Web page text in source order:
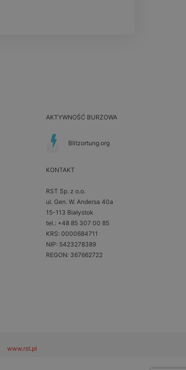
AKTYWNOŚĆ BURZOWA
Blitzortung.org
KONTAKT
RST Sp. z o.o.
ul. Gen. W. Andersa 40a
15-113 Białystok
tel.: +48 85 307 00 85
KRS: 0000684711
NIP: 5423278389
REGON: 367662722
www.rst.pl